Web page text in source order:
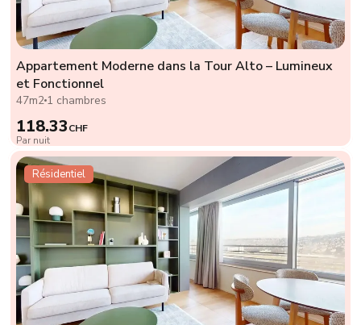
Appartement Moderne dans la Tour Alto – Lumineux
et Fonctionnel
47m2 1 chambres
118.33CHF
Par nuit
Résidentiel